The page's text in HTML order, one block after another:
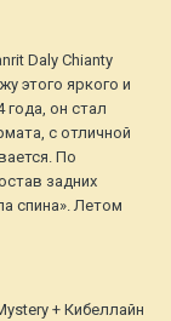
Daly Chianty
этого яркого и
года, он стал
с отличной
По
задних
спина». Летом
+ Кибеллайн